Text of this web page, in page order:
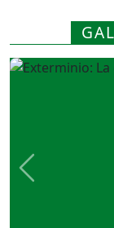
Previous